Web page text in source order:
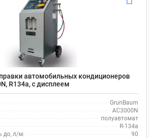
автомобильных кондиционеров
R134a, с дисплеем
GrunBaum
AC3000N
полуавтомат
R-134a
до, л/м:
90